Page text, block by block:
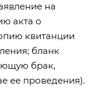
на
акта о
квитанции
бланк
брак,
ее проведения).